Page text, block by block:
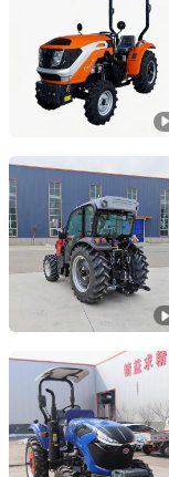
Shandong, China
Yantai Lansu
Ltd.
Shandong, China
Shandong
Shandong,